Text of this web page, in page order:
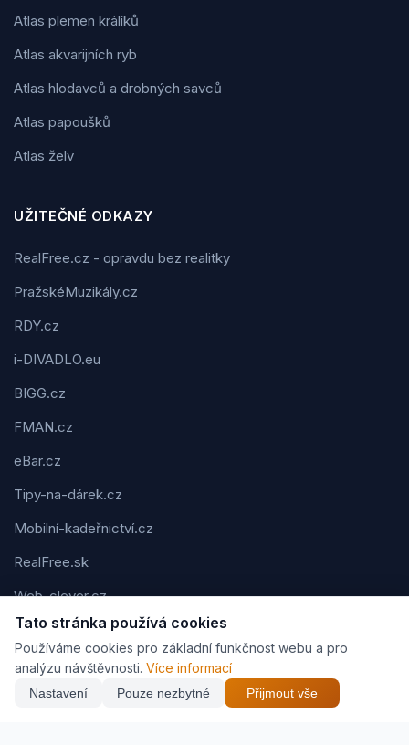
Atlas plemen králíků
Atlas akvarijních ryb
Atlas hlodavců a drobných savců
Atlas papoušků
Atlas želv
UŽITEČNÉ ODKAZY
RealFree.cz - opravdu bez realitky
PražskéMuzikály.cz
RDY.cz
i-DIVADLO.eu
BIGG.cz
FMAN.cz
eBar.cz
Tipy-na-dárek.cz
Mobilní-kadeřnictví.cz
RealFree.sk
Web-clever.cz
Kvízov.cz
Karavaning.net
CVčko.eu
Tato stránka používá cookies
Používáme cookies pro základní funkčnost webu a pro
analýzu návštěvnosti. Více informací
Nastavení Pouze nezbytné Přijmout vše